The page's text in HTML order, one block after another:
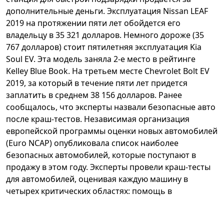
дополнительные деньги. Эксплуатация Nissan LEAF
2019 на протяжении пяти лет обойдется его
владельцу в 35 321 долларов. Немного дороже (35
767 долларов) стоит пятилетняя эксплуатация Kia
Soul EV. Эта модель заняла 2-е место в рейтинге
Kelley Blue Book. На третьем месте Chevrolet Bolt EV
2019, за который в течение пяти лет придется
заплатить в среднем 38 156 долларов. Ранее
сообщалось, что эксперты назвали безопасные авто
после краш-тестов. Независимая организация
европейской программы оценки новых автомобилей
(Euro NCAP) опубликовала список наиболее
безопасных автомобилей, которые поступают в
продажу в этом году. Эксперты провели краш-тесты
для автомобилей, оценивая каждую машину в
четырех критических областях: помощь в